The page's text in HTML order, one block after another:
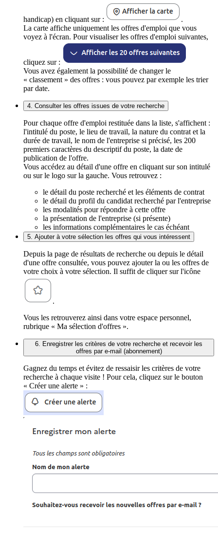
handicap) en cliquant sur :
.
La carte affiche uniquement les offres d'emploi que vous
voyez à l'écran. Pour visualiser les offres d'emploi suivantes,
cliquez sur :
Vous avez également la possibilité de changer le
« classement » des offres : vous pouvez par exemple les trier
par date.
4. Consulter les offres issues de votre recherche
Pour chaque offre d'emploi restituée dans la liste, s'affichent :
l'intitulé du poste, le lieu de travail, la nature du contrat et la
durée de travail, le nom de l'entreprise si précisé, les 200
premiers caractères du descriptif du poste, la date de
publication de l'offre.
Vous accédez au détail d'une offre en cliquant sur son intitulé
ou sur le logo sur la gauche. Vous retrouvez :
le détail du poste recherché et les éléments de contrat
le détail du profil du candidat recherché par l'entreprise
les modalités pour répondre à cette offre
la présentation de l'entreprise (si présente)
les informations complémentaires le cas échéant
5. Ajouter à votre sélection les offres qui vous intéressent
Depuis la page de résultats de recherche ou depuis le détail
d'une offre consultée, vous pouvez ajouter la ou les offres de
votre choix à votre sélection. Il suffit de cliquer sur l'icône
.
Vous les retrouverez ainsi dans votre espace personnel,
rubrique « Ma sélection d'offres ».
6. Enregistrer les critères de votre recherche et recevoir les
offres par e-mail (abonnement)
Gagnez du temps et évitez de ressaisir les critères de votre
recherche à chaque visite ! Pour cela, cliquez sur le bouton
« Créer une alerte » :